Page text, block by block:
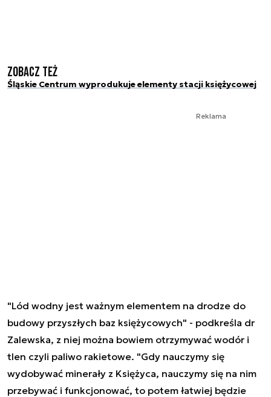
Zobacz też
Śląskie Centrum wyprodukuje elementy stacji księżycowej
Reklama
"Lód wodny jest ważnym elementem na drodze do
budowy przyszłych baz księżycowych" - podkreśla dr
Zalewska, z niej można bowiem otrzymywać wodór i
tlen czyli paliwo rakietowe. "Gdy nauczymy się
wydobywać minerały z Księżyca, nauczymy się na nim
przebywać i funkcjonować, to potem łatwiej będzie